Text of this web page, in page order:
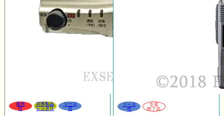
販売
可
同等製品
レンタル
リース
可
リース
可
生産
終了品